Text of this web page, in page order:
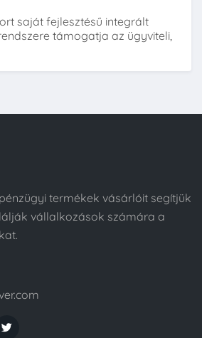
saját fejlesztésű integrált
támogatja az ügyviteli,
termékek vásárlóit segítjük
vállalkozások számára a